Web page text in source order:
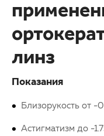
линз
Показания
Близорукость от -
Астигматизм до -